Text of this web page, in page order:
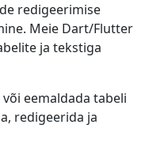
redigeerimise
Meie Dart/Flutter
ja tekstiga
eemaldada tabeli
redigeerida ja